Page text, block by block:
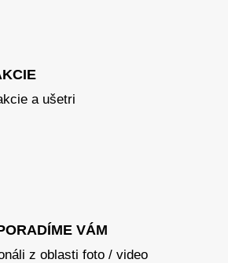
a ušetri
VÁM
z oblasti foto / video